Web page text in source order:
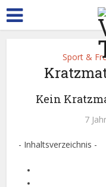
Sport &
Kein
7
- Inhaltsverzeichnis -